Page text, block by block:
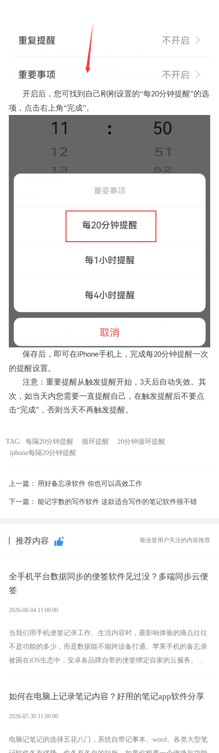
开启后，您可找到自己刚刚设置的“每20分钟提醒”的选
项，点击右上角“完成”。
保存后，即可在iPhone手机上，完成每20分钟提醒一次
的提醒设置。
注意：重要提醒从触发提醒开始， 3天后自动失效。其
次，如当天内您需要一直提醒自己，在触发提醒后不要点
击“完成”，否则当天不再触发提醒。
TAG: 每隔20分钟提醒 循环提醒
20分钟循环提醒
iphone每隔20分钟提醒
上一篇： 用好备忘录软件 你也可以高效工作
下一篇： 能记字数的写作软件 这款适合写作的笔记软件很不错
推荐内容 敬业签用户关注的内容推荐
全手机平台数据同步的便签软件见过没？多端同步云便
签
2026-08-04 11:00:00
当我们用手机便签记录工作、生活内容时，最影响体验的痛点往往
不是功能的多少，而是数据能不能跨设备打通。苹果手机的备忘录
被困在iOS生态中，安卓各品牌自带的便签绑定自家的云服务。而
如何在电脑上记录笔记内容？好用的笔记app软件分享
2026-07-30 11:00:00
电脑记笔记的选择五花八门，系统自带记事本、word、各类大型笔